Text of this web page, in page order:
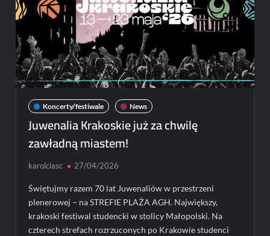
Koncerty/festiwale News
Juwenalia Krakoskie już za chwilę
zawładną miastem!
karolciasc 27/04/2026
Świętujmy razem 70 lat Juwenaliów w przestrzeni
plenerowej – na STREFIE PLAŻA AGH. Największy,
krakoski festiwal studencki w stolicy Małopolski. Na
czterech strefach rozrzuconych po Krakowie studenci